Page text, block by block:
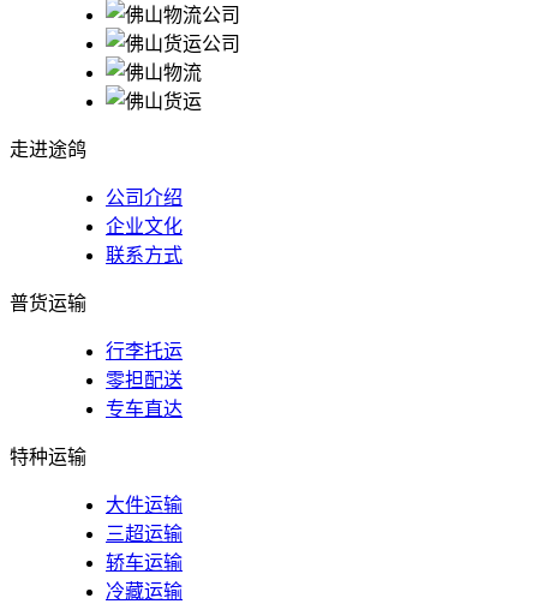
走进途鸽
公司介绍
企业文化
联系方式
普货运输
行李托运
零担配送
专车直达
特种运输
大件运输
三超运输
轿车运输
冷藏运输